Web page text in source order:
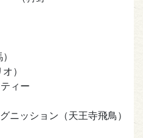
）
）
ィー
ニッション（天王寺飛鳥）